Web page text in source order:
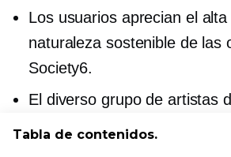
Los usuarios aprecian el alta
naturaleza sostenible de las
Society6.
El diverso grupo de artistas
permite a los compradores
Tabla de contenidos.